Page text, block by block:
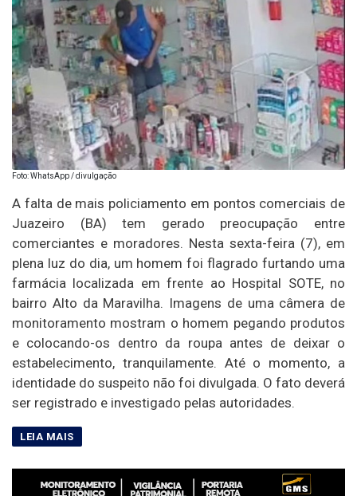
Foto: WhatsApp / divulgação
A falta de mais policiamento em pontos comerciais de
Juazeiro (BA) tem gerado preocupação entre
comerciantes e moradores. Nesta sexta-feira (7), em
plena luz do dia, um homem foi flagrado furtando uma
farmácia localizada em frente ao Hospital SOTE, no
bairro Alto da Maravilha. Imagens de uma câmera de
monitoramento mostram o homem pegando produtos
e colocando-os dentro da roupa antes de deixar o
estabelecimento, tranquilamente. Até o momento, a
identidade do suspeito não foi divulgada. O fato deverá
ser registrado e investigado pelas autoridades.